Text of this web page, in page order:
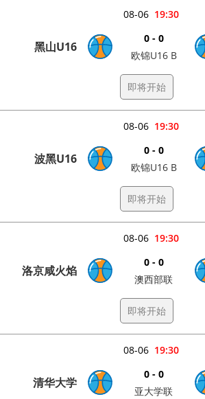
19:30
08-06
黑山U16
0 - 0
欧锦U16 B
即将开始
19:30
08-06
波黑U16
0 - 0
欧锦U16 B
即将开始
19:30
08-06
洛京咸火焰
0 - 0
澳西部联
即将开始
19:30
08-06
清华大学
0 - 0
亚大学联